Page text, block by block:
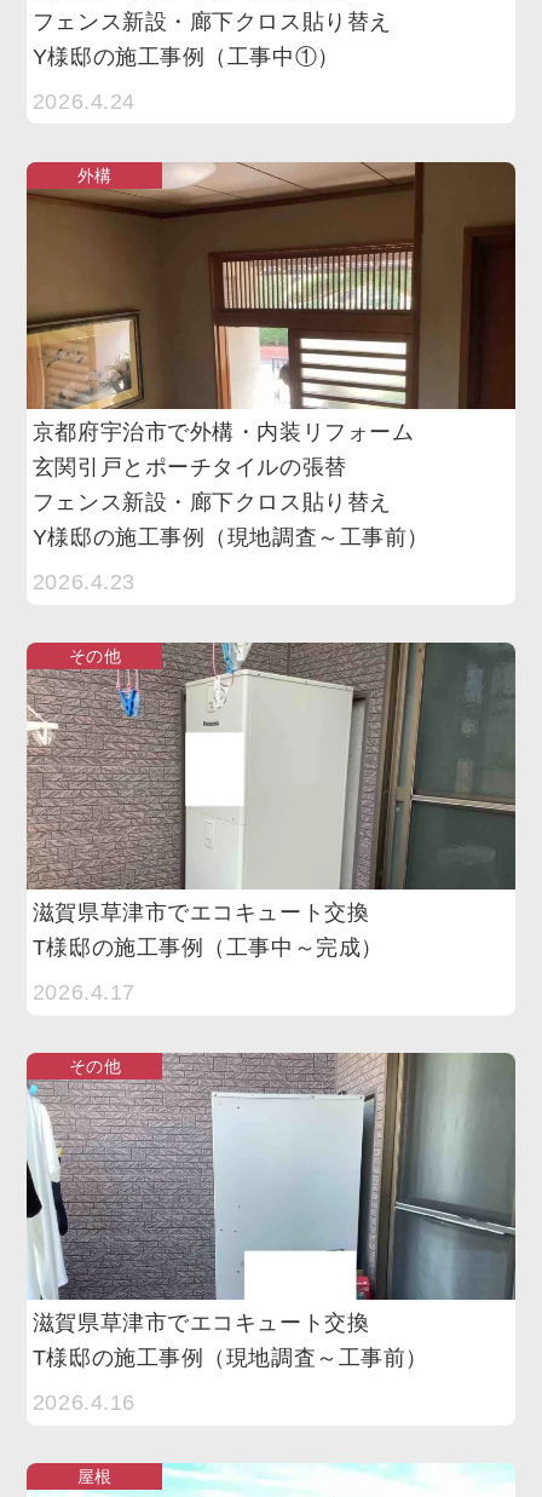
フェンス新設・廊下クロス貼り替え
Y様邸の施工事例（工事中①）
2026.4.24
外構
京都府宇治市で外構・内装リフォーム
玄関引戸とポーチタイルの張替
フェンス新設・廊下クロス貼り替え
Y様邸の施工事例（現地調査～工事前）
2026.4.23
その他
滋賀県草津市でエコキュート交換
T様邸の施工事例（工事中～完成）
2026.4.17
その他
滋賀県草津市でエコキュート交換
T様邸の施工事例（現地調査～工事前）
2026.4.16
屋根